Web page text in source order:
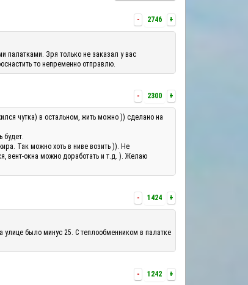
- 2746 +
палатками. Зря только не заказал у вас
то непременно отправлю.
- 2300 +
чутка) в остальном, жить можно )) сделано на
будет.
Так можно хоть в ниве возить )). Не
вент-окна можно доработать и т.д. ). Желаю
- 1424 +
улице было минус 25. С теплообменником в палатке
- 1242 +